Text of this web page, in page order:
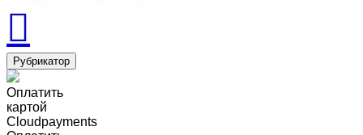
Рубрикатор
Оплатить
картой
Cloudpayments